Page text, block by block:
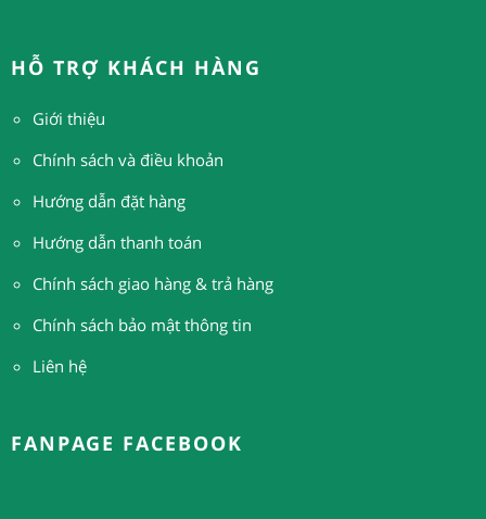
HỖ TRỢ KHÁCH HÀNG
Giới thiệu
Chính sách và điều khoản
Hướng dẫn đặt hàng
Hướng dẫn thanh toán
Chính sách giao hàng & trả hàng
Chính sách bảo mật thông tin
Liên hệ
FANPAGE FACEBOOK